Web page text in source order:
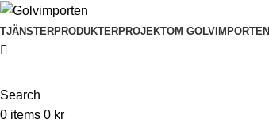
TJÄNSTERPRODUKTERPROJEKTOM GOLVIMPORTEN
Search
0 items 0 kr